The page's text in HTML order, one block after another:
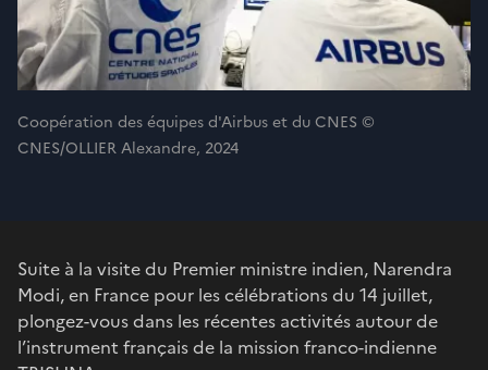
Coopération des équipes d'Airbus et du CNES ©
CNES/OLLIER Alexandre, 2024
Suite à la visite du Premier ministre indien, Narendra
Modi, en France pour les célébrations du 14 juillet,
plongez-vous dans les récentes activités autour de
l’instrument français de la mission franco-indienne